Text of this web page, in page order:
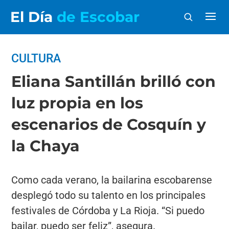
El Día de Escobar
CULTURA
Eliana Santillán brilló con
luz propia en los
escenarios de Cosquín y
la Chaya
Como cada verano, la bailarina escobarense
desplegó todo su talento en los principales
festivales de Córdoba y La Rioja. “Si puedo
bailar, puedo ser feliz”, asegura.